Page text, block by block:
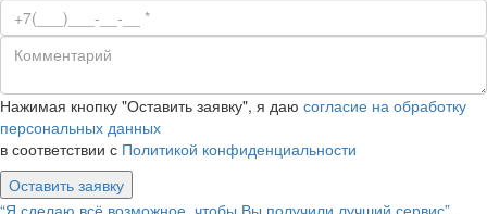
Нажимая кнопку "Оставить заявку", я даю согласие на обработку
персональных данных
в соответствии с Политикой конфиденциальности
Оставить заявку
“Я сделаю всё возможное, чтобы Вы получили лучший сервис”.